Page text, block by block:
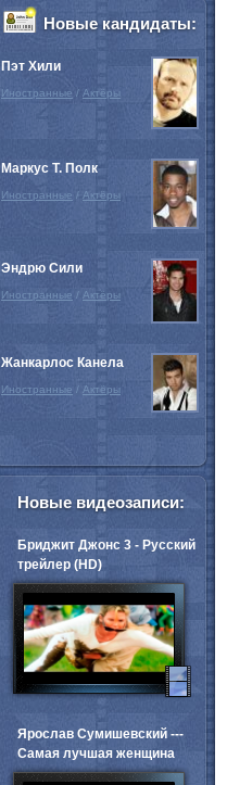
Новые кандидаты:
Пэт Хили
Иностранные / Актёры
Маркус Т. Полк
Иностранные / Актёры
Эндрю Сили
Иностранные / Актёры
Жанкарлос Канела
Иностранные / Актёры
Новые видеозаписи:
Бриджит Джонс 3 - Русский
трейлер (HD)
Ярослав Сумишевский ---
Самая лучшая женщина